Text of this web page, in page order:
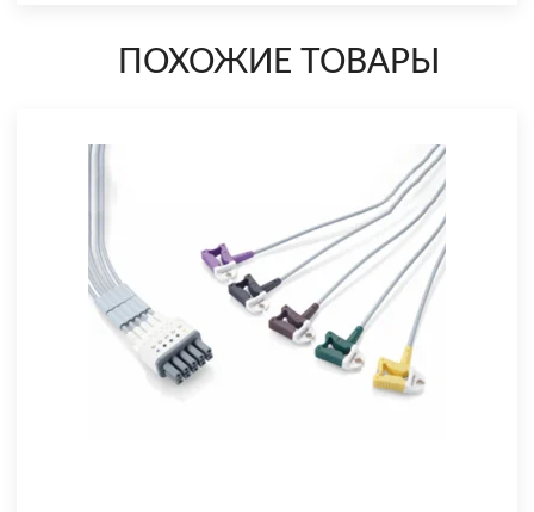
ПОХОЖИЕ ТОВАРЫ